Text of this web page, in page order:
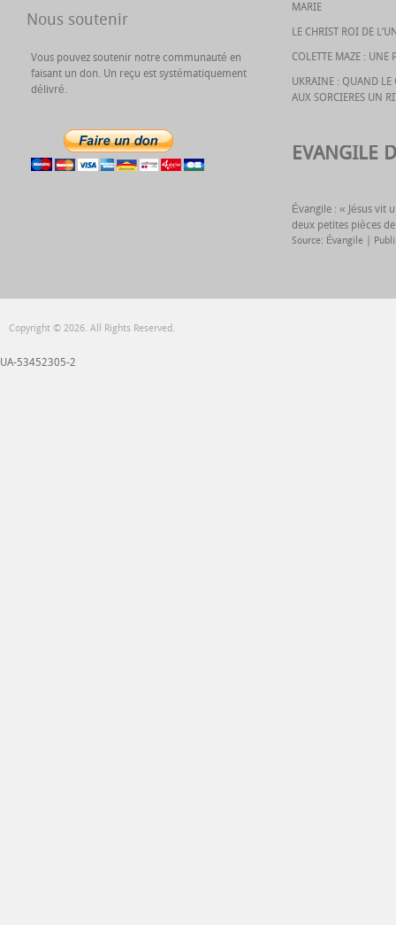
Nous soutenir
Vous pouvez soutenir notre communauté en
faisant un don. Un reçu est systématiquement
délivré.
MARIE
LE CHRIST ROI DE
COLETTE MAZE :
UKRAINE : QUAND LE
AUX SORCIERES UN
EVANGILE
Évangile : « Jésus vit
deux petites pièces
Source: Évangile
Copyright © 2026. All Rights Reserved.
UA-53452305-2